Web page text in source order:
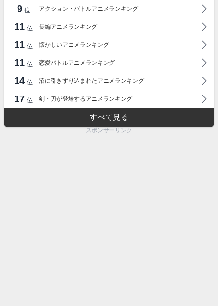
9 位 アクション・バトルアニメランキング
11 位 長編アニメランキング
11 位 懐かしいアニメランキング
11 位 恋愛バトルアニメランキング
14 位 沼に引きずり込まれたアニメランキング
17 位 剣・刀が登場するアニメランキング
すべて見る
スポンサーリンク